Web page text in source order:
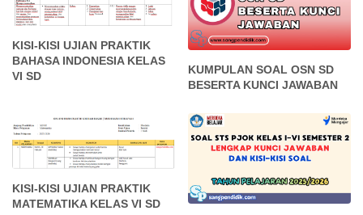
KISI-KISI UJIAN PRAKTIK
BAHASA INDONESIA KELAS
VI SD
KUMPULAN SOAL OSN SD
BESERTA KUNCI JAWABAN
KISI-KISI UJIAN PRAKTIK
MATEMATIKA KELAS VI SD